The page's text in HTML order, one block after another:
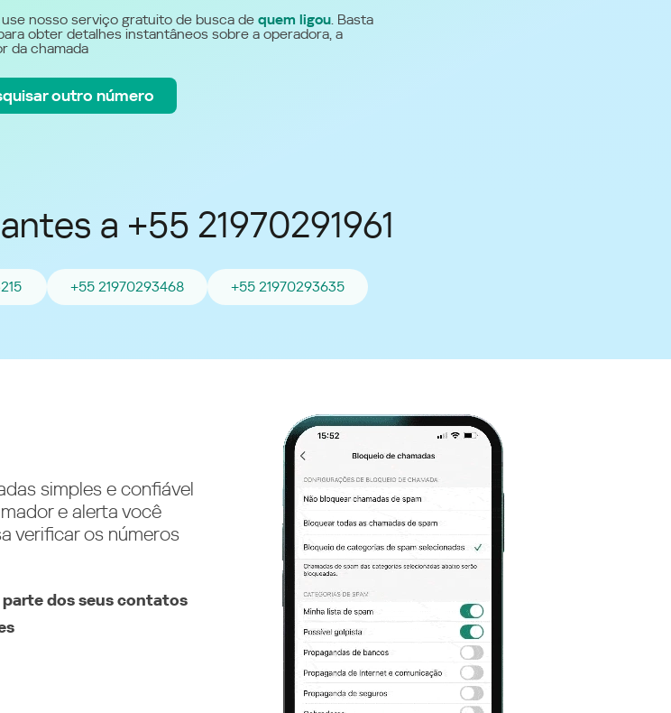
Україна (Ukraine)
Para todos os demais
nosso serviço gratuito de busca de quem ligou. Basta
obter detalhes instantâneos sobre a operadora, a
da chamada
outro número
a +55 21970291961
+55 21970293468 +55 21970293635
simples e confiável
e alerta você
verificar os números
dos seus contatos